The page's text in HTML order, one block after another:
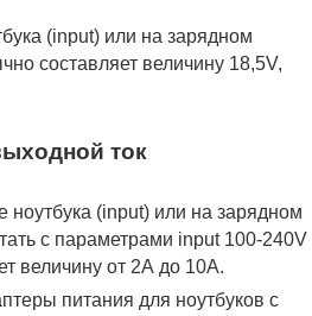
(input) или на зарядном
составляет величину 18,5V,
ток
ноутбука (input) или на зарядном
с параметрами input 100-240V
величину от 2А до 10A.
питания для ноутбуков с